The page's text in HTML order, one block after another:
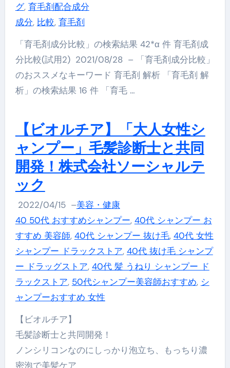
グ, 育毛剤配合成分
成分, 比較, 育毛剤
「育毛剤成分比較」の検索結果 42*α 件 育毛剤成
分比較(試用2) 2021/08/28 – 「育毛剤成分比較」
のおススメなキーワード 育毛剤 解析 「育毛剤 解
析」の検索結果 16 件 「育毛 …
【ビオルチア】「大人女性シ
ャンプー」毛髪診断士と共同
開発！株式会社ソーシャルテ
ック
2022/04/15 –美容・健康
40 50代 おすすめシャンプー, 40代 シャンプー お
すすめ 美容師, 40代 シャンプー 抜け毛, 40代 女性
シャンプー ドラックストア, 40代 抜け毛 シャンプ
ー ドラッグストア, 40代 髪 うねり シャンプー ド
ラックストア, 50代シャンプー美容師おすすめ, シ
ャンプーおすすめ 女性
【ビオルチア】
毛髪診断士と共同開発！
ノンシリコンなのにしっかり泡立ち、もっちり濃
密泡で美髪ケア